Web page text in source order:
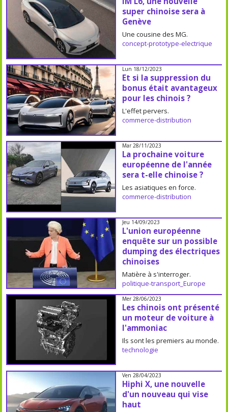
super chinoise sera à
Genève
Une cousine des MG.
concept-prototype-electrique
Lun 18/12/2023
Et si la suppression du
bonus était avantageux
pour les chinois ?
L'effet pervers.
commerce-distribution
Mar 28/11/2023
La prochaine voiture
européenne de l'année
sera t-elle chinoise ?
Les asiatiques en force.
commerce-distribution
Jeu 14/09/2023
L'union européenne
enquête sur un possible
dumping des électriques
chinoises
Matière à s'interroger.
politique-transport_Europe
Mer 28/06/2023
Les chinois ont présenté
un moteur de voiture à
l'ammoniac
Ils sont les premiers au monde.
technologie
Ven 28/04/2023
Hiphi X, une nouvelle
d'un nouveau qui vise
haut